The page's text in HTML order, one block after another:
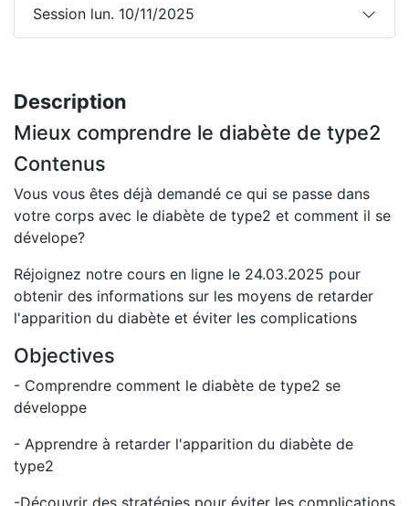
Session lun. 10/11/2025
Description
Mieux comprendre le diabète de type2
Contenus
Vous vous êtes déjà demandé ce qui se passe dans
votre corps avec le diabète de type2 et comment il se
dévelope?
Réjoignez notre cours en ligne le 24.03.2025 pour
obtenir des informations sur les moyens de retarder
l'apparition du diabète et éviter les complications
Objectives
- Comprendre comment le diabète de type2 se
développe
- Apprendre à retarder l'apparition du diabète de
type2
-Découvrir des stratégies pour éviter les complications